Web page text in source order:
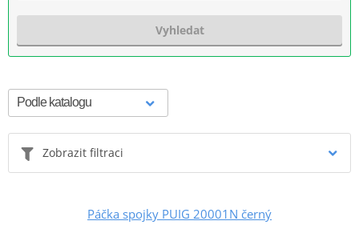
Vyhledat
Zobrazit filtraci
Páčka spojky PUIG 20001N černý